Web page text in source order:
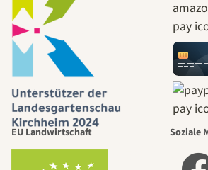
Wege zu
selbst
durch
Garten
EU Landwirtschaft Soziale